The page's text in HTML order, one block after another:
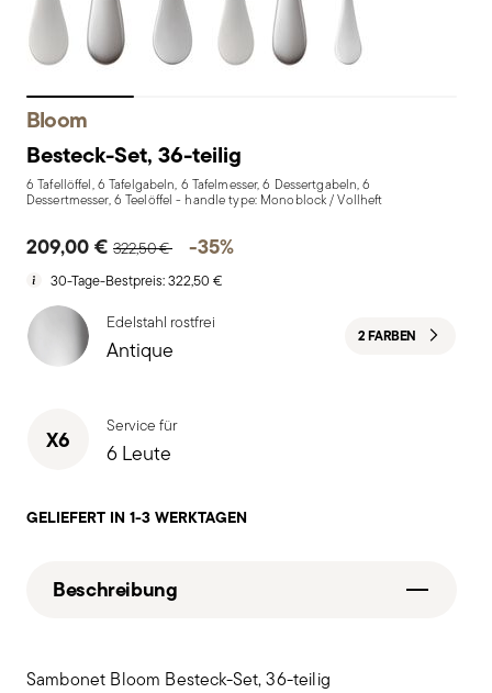
Bloom
Besteck-Set, 36-teilig
6 Tafellöffel, 6 Tafelgabeln, 6 Tafelmesser, 6 Dessertgabeln, 6
Dessertmesser, 6 Teelöffel - handle type: Monoblock / Vollheft
209,00 € 322,50 € -35%
30-Tage-Bestpreis:322,50 €
Edelstahl rostfrei
Antique 2 FARBEN
X6 Service für
6 Leute
GELIEFERT IN 1-3 WERKTAGEN
Beschreibung
Sambonet Bloom Besteck-Set, 36-teilig